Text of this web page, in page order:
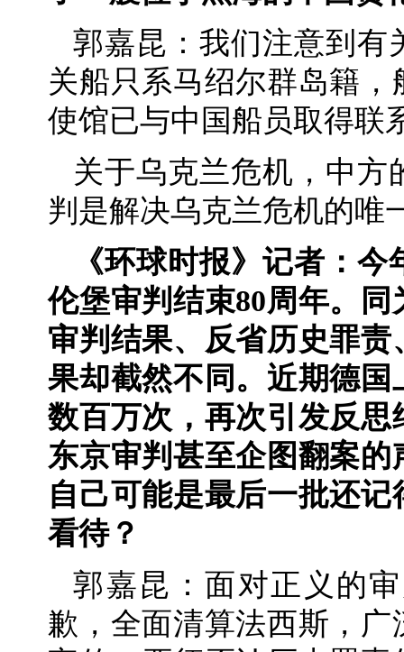
郭嘉昆：我们注意到有
关船只系马绍尔群岛籍
使馆已与中国船员取得联
关于乌克兰危机，中方
判是解决乌克兰危机的唯
《环球时报》记者：
伦堡审判结束80周年。
审判结果、反省历史罪
果却截然不同。近期德
数百万次，再次引发反
东京审判甚至企图翻案
自己可能是最后一批还
看待？
郭嘉昆：面对正义的
歉，全面清算法西斯，